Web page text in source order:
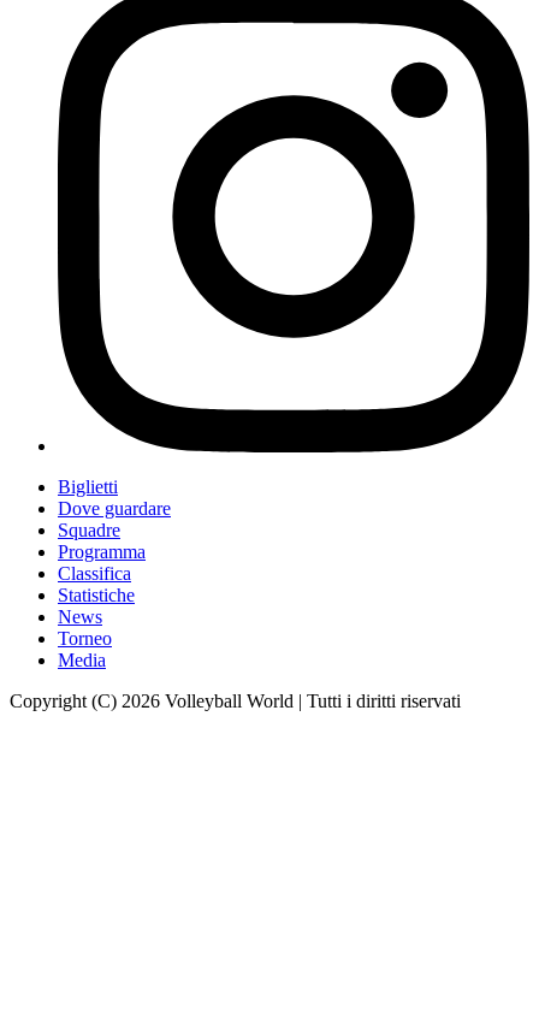
Biglietti
Dove guardare
Squadre
Programma
Classifica
Statistiche
News
Torneo
Media
Copyright (C) 2026 Volleyball World | Tutti i diritti riservati